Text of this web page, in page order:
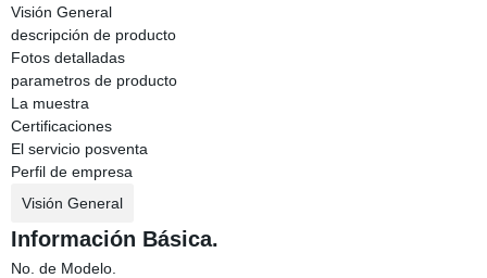
Visión General
descripción de producto
Fotos detalladas
parametros de producto
La muestra
Certificaciones
El servicio posventa
Perfil de empresa
Visión General
Información Básica.
No. de Modelo.